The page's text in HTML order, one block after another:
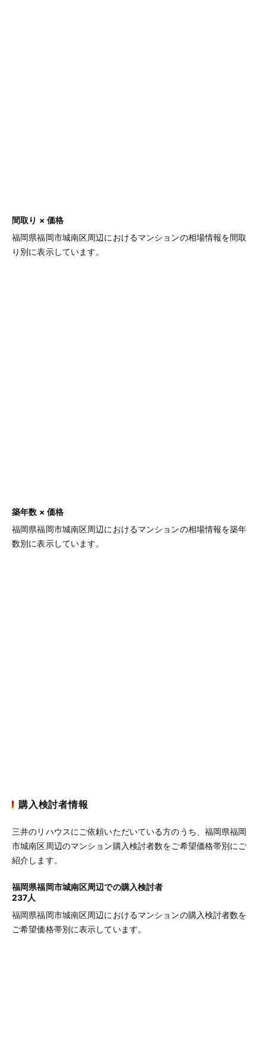
間取り × 価格
福岡県福岡市城南区周辺におけるマンションの相場情報を間取
り別に表示しています。
築年数 × 価格
福岡県福岡市城南区周辺におけるマンションの相場情報を築年
数別に表示しています。
購入検討者情報
三井のリハウスにご依頼いただいている方のうち、福岡県福岡
市城南区周辺のマンション購入検討者数をご希望価格帯別にご
紹介します。
福岡県福岡市城南区周辺での購入検討者
237人
福岡県福岡市城南区周辺におけるマンションの購入検討者数を
ご希望価格帯別に表示しています。